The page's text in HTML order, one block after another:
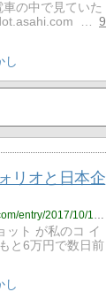
の中で見ていた
…
9
し
リオと日本企
http://kamui-takashi.hatenablog.com/entry/2017/10/19/213240
ット が私のコ イ
と6万円で数日前
し